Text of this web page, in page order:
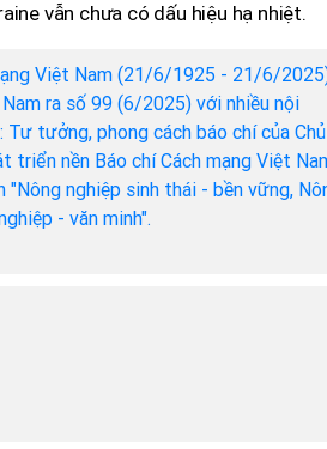
vẫn chưa có dấu hiệu hạ nhiệt.
Việt Nam (21/6/1925 - 21/6/
ra số 99 (6/2025) với nhiều nội
tưởng, phong cách báo chí của Chủ
triển nền Báo chí Cách mạng Việt
"Nông nghiệp sinh thái - bền vững,
- văn minh".